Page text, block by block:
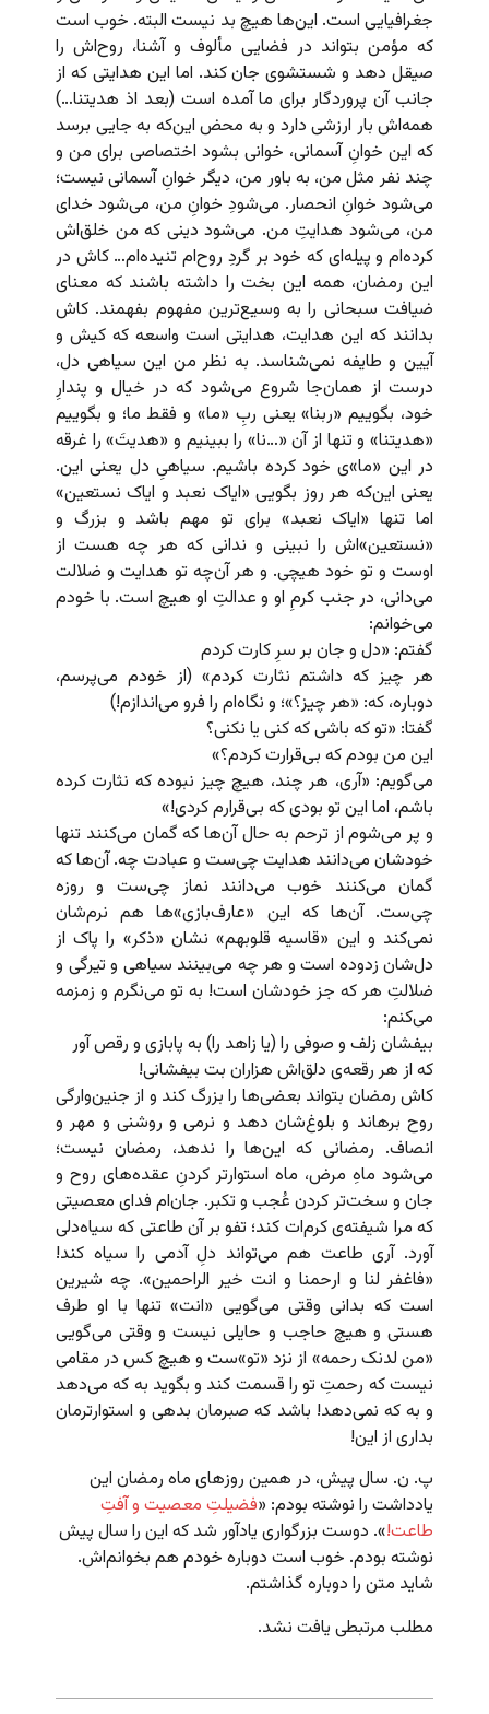
جغرافیایی است. این‌ها هیچ بد نیست البته. خوب است
که مؤمن بتواند در فضایی مألوف و آشنا، روح‌اش را
صیقل دهد و شستشوی جان کند. اما این هدایتی که از
جانب آن پروردگار برای ما آمده است (بعد اذ هدیتنا…)
همه‌اش بار ارزشی دارد و به محض این‌که به جایی برسد
که این خوانِ آسمانی، خوانی بشود اختصاصی برای من و
چند نفر مثل من، به باور من، دیگر خوانِ آسمانی نیست؛
می‌شود خوانِ انحصار. می‌شودِ خوانِ من، می‌شود خدای
من، می‌شود هدایتِ من. می‌شود دینی که من خلق‌اش
کرده‌ام و پیله‌ای که خود بر گردِ روح‌ام تنیده‌ام… کاش در
این رمضان، همه این بخت را داشته باشند که معنای
ضیافت سبحانی را به وسیع‌ترین مفهوم بفهمند. کاش
بدانند که این هدایت، هدایتی است واسعه که کیش و
آیین و طایفه نمی‌شناسد. به نظر من این سیاهی دل،
درست از همان‌جا شروع می‌شود که در خیال و پندارِ
خود، بگوییم «ربنا» یعنی ربِ «ما» و فقط ما؛ و بگوییم
«هدیتنا» و تنها از آن «…نا» را ببینیم و «هدیتَ» را غرقه
در این «ما»ی خود کرده باشیم. سیاهیِ دل یعنی این.
یعنی این‌که هر روز بگویی «ایاک نعبد و ایاک نستعین»
اما تنها «ایاک نعبد» برای تو مهم باشد و بزرگ و
«نستعین‌»اش را نبینی و ندانی که هر چه هست از
اوست و تو خود هیچی. و هر آن‌چه تو هدایت و ضلالت
می‌دانی، در جنب کرمِ او و عدالتِ او هیچ است. با خودم
می‌خوانم:
گفتم: «دل و جان بر سرِ کارت کردم
هر چیز که داشتم نثارت کردم» (از خودم می‌پرسم،
دوباره، که: «هر چیز؟»؛ و نگاه‌ام را فرو می‌اندازم!)
گفتا: «تو که باشی که کنی یا نکنی؟
این من بودم که بی‌قرارت کردم؟»
می‌گویم: «آری، هر چند، هیچ چیز نبوده که نثارت کرده
باشم، اما این تو بودی که بی‌قرارم کردی!»
و پر می‌شوم از ترحم به حال آن‌ها که گمان می‌کنند تنها
خودشان می‌دانند هدایت چی‌ست و عبادت چه. آن‌ها که
گمان می‌کنند خوب می‌دانند نماز چی‌ست و روزه
چی‌ست. آن‌ها که این «عارف‌بازی»‌ها هم نرم‌شان
نمی‌کند و این «قاسیه قلوبهم» نشان «ذکر» را پاک از
دل‌شان زدوده است و هر چه می‌بینند سیاهی و تیرگی و
ضلالتِ هر که جز خودشان است! به تو می‌نگرم و زمزمه
می‌کنم:
بیفشان زلف و صوفی را (یا زاهد را) به پابازی و رقص آور
که از هر رقعه‌ی دلق‌اش هزاران بت بیفشانی!
کاش رمضان بتواند بعضی‌ها را بزرگ کند و از جنین‌وارگی
روح برهاند و بلوغ‌شان دهد و نرمی و روشنی و مهر و
انصاف. رمضانی که این‌ها را ندهد، رمضان نیست؛
می‌شود ماهِ مرض، ماه استوارتر کردنِ عقده‌های روح و
جان و سخت‌تر کردن عُجب و تکبر. جان‌ام فدای معصیتی
که مرا شیفته‌ی کرم‌ات کند؛ تفو بر آن طاعتی که سیاه‌دلی
آورد. آری طاعت هم می‌تواند دلِ آدمی را سیاه کند!
«فاغفر لنا و ارحمنا و انت خیر الراحمین». چه شیرین
است که بدانی وقتی می‌گویی «انت» تنها با او طرف
هستی و هیچ حاجب و حایلی نیست و وقتی می‌گویی
«من لدنک رحمه» از نزد «تو»ست و هیچ کس در مقامی
نیست که رحمتِ تو را قسمت کند و بگوید به که می‌دهد
و به که نمی‌دهد! باشد که صبرمان بدهی و استوارترمان
بداری از این!
پ. ن. سال پیش، در همین روزهای ماه رمضان این
یادداشت را نوشته بودم: «فضیلتِ معصیت و آفتِ
طاعت!». دوست بزرگواری یادآور شد که این را سال پیش
نوشته بودم. خوب است دوباره خودم هم بخوانم‌اش.
شاید متن را دوباره گذاشتم.
مطلب مرتبطی یافت نشد.